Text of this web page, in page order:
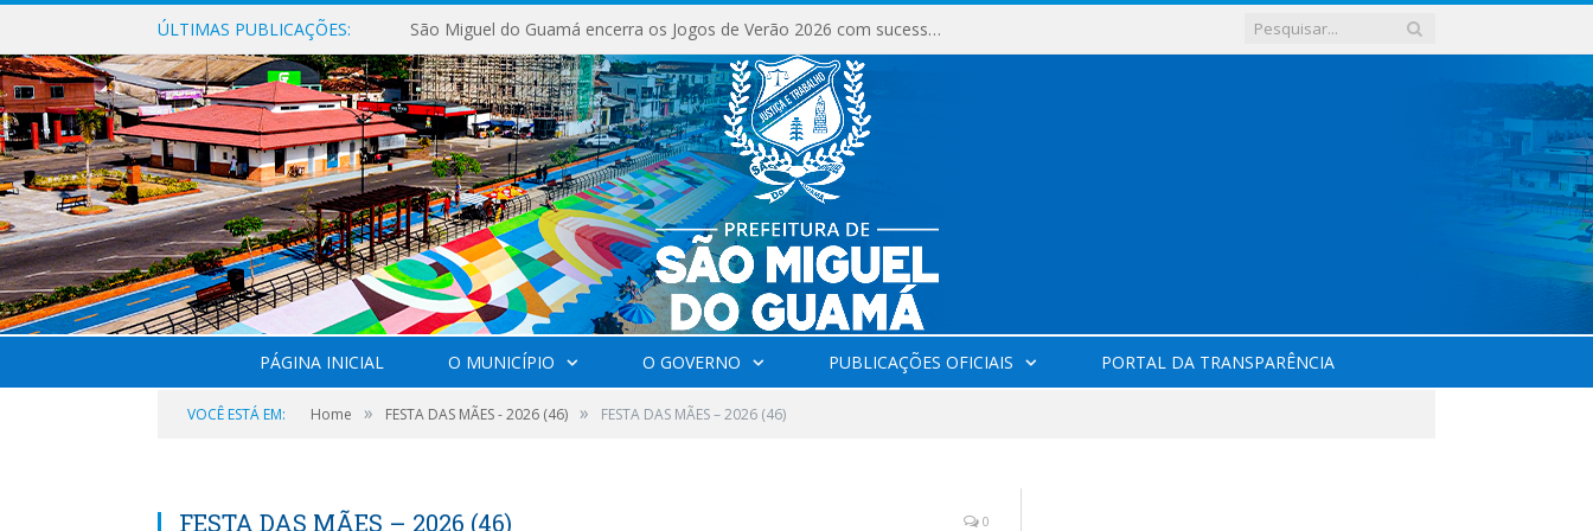
ÚLTIMAS PUBLICAÇÕES: São Miguel do Guamá encerra os Jogos de Verão 2026 com sucesso de público e competições.
PÁGINA INICIAL O MUNICÍPIO O GOVERNO PUBLICAÇÕES OFICIAIS PORTAL DA TRANSPARÊNCIA
VOCÊ ESTÁ EM: Home » FESTA DAS MÃES - 2026 (46) » FESTA DAS MÃES – 2026 (46)
FESTA DAS MÃES – 2026 (46) 0